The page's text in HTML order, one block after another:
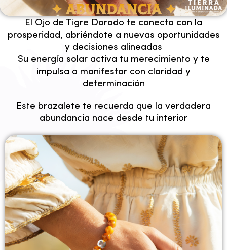
✦ Abundancia ✦
El Ojo de Tigre Dorado te conecta con la
prosperidad, abriéndote a nuevas oportunidades
y decisiones alineadas
Su energía solar activa tu merecimiento y te
impulsa a manifestar con claridad y
determinación
Este brazalete te recuerda que la verdadera
abundancia nace desde tu interior